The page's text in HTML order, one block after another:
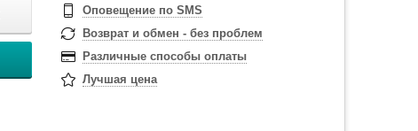
Оповещение по SMS
Возврат и обмен - без проблем
Различные способы оплаты
Лучшая цена